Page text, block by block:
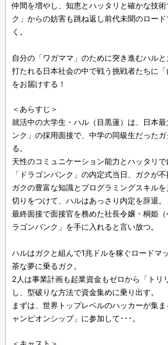
仲間を増やし、知恵とハッタリと確かな技
ク」からの妨害も跳ね返し前代未聞のロー
く。
自分の「ワガママ」のために突き進むハル
打たれる日本社会の中で戦う挑戦者たちに
をお届けする！
＜あらすじ＞
就活中の大学生・ハル（目黒蓮）は、日本
ンク」の採用面接で、中学の同級生だった
る。
天性のコミュニケーション能力とハッタリで
「ドラゴンバンク」の内定式当日、ガクが不
ガクの豊富な知識とプログラミングスキル
切りをつけて、ハルはあっさり内定を辞退。
最終面接で面接官を務めた社長令嬢・桐姫
ラゴンバンク」を手に入れると言い放つ。
ハルはガクと組んで1兆ドルを稼ぐロードマ
茶な夢に乗るガク。
2人は事業計画も起業資金もゼロから「トリ
し、型破りな方法で資金集めに乗り出す。
まずは、世界トップレベルのハッカーが集
ャンピオンシップ」に参加して･･･。